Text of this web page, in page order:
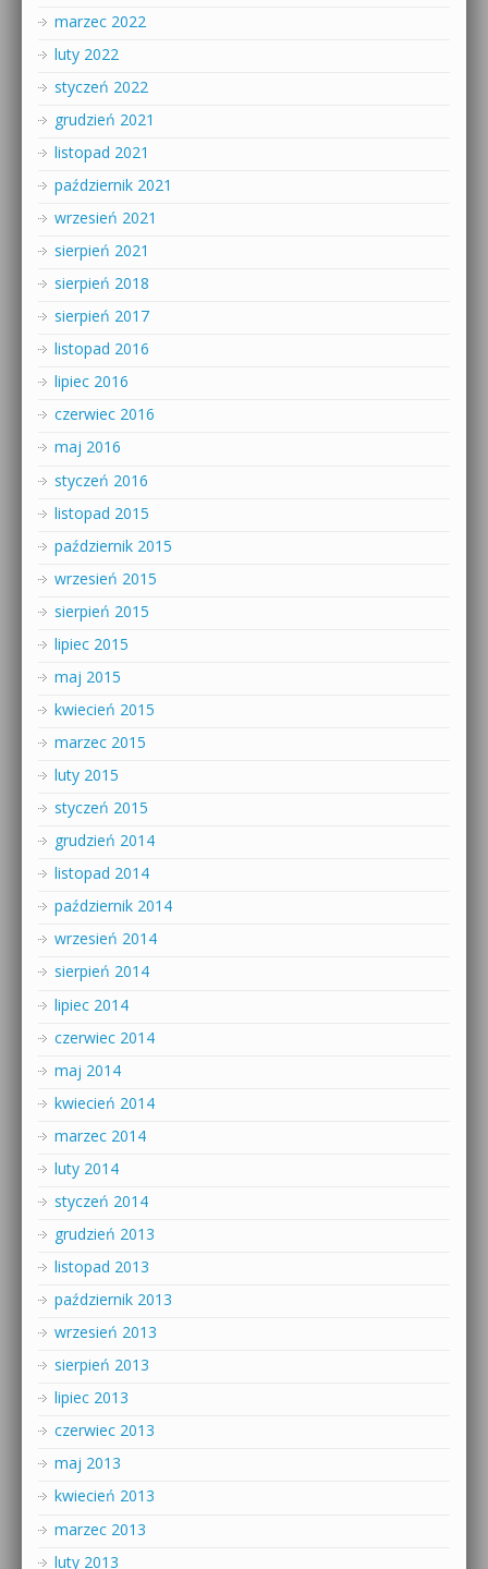
marzec 2022
luty 2022
styczeń 2022
grudzień 2021
listopad 2021
październik 2021
wrzesień 2021
sierpień 2021
sierpień 2018
sierpień 2017
listopad 2016
lipiec 2016
czerwiec 2016
maj 2016
styczeń 2016
listopad 2015
październik 2015
wrzesień 2015
sierpień 2015
lipiec 2015
maj 2015
kwiecień 2015
marzec 2015
luty 2015
styczeń 2015
grudzień 2014
listopad 2014
październik 2014
wrzesień 2014
sierpień 2014
lipiec 2014
czerwiec 2014
maj 2014
kwiecień 2014
marzec 2014
luty 2014
styczeń 2014
grudzień 2013
listopad 2013
październik 2013
wrzesień 2013
sierpień 2013
lipiec 2013
czerwiec 2013
maj 2013
kwiecień 2013
marzec 2013
luty 2013